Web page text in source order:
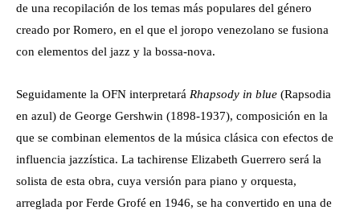
de una recopilación de los temas más populares del género
creado por Romero, en el que el joropo venezolano se fusiona
con elementos del jazz y la bossa-nova.
Seguidamente la OFN interpretará Rhapsody in blue (Rapsodia
en azul) de George Gershwin (1898-1937), composición en la
que se combinan elementos de la música clásica con efectos de
influencia jazzística. La tachirense Elizabeth Guerrero será la
solista de esta obra, cuya versión para piano y orquesta,
arreglada por Ferde Grofé en 1946, se ha convertido en una de